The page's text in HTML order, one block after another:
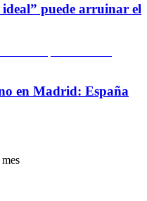
puede arruinar el
en Madrid: España